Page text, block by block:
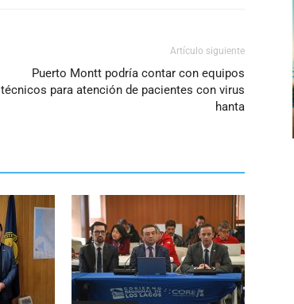
Artículo siguiente
Puerto Montt podría contar con equipos
técnicos para atención de pacientes con virus
hanta